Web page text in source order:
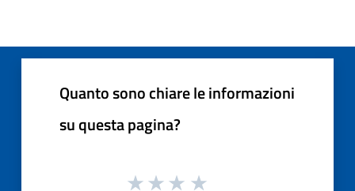
Quanto sono chiare le informazioni
su questa pagina?